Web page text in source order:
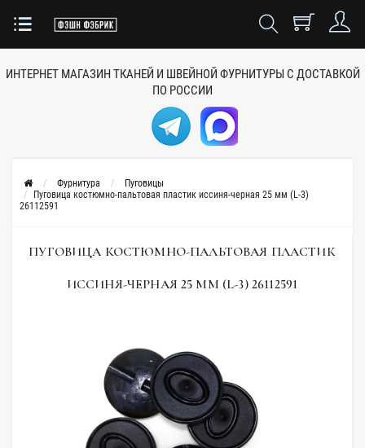
ИНТЕРНЕТ МАГАЗИН ТКАНЕЙ И ШВЕЙНОЙ ФУРНИТУРЫ С ДОСТАВКОЙ
ПО РОССИИ
Фурнитура
Пуговицы
Пуговица костюмно-пальтовая пластик иссиня-черная 25 мм (L-3)
26112591
ПУГОВИЦА КОСТЮМНО-ПАЛЬТОВАЯ ПЛАСТИК
ИССИНЯ-ЧЕРНАЯ 25 ММ (L-3) 26112591